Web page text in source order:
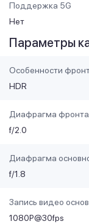
Поддержка 5G
Нет
Параметры
Особенности
HDR
Диафрагма
f/2.0
Диафрагма
f/1.8
Запись видео
1080P@30fps